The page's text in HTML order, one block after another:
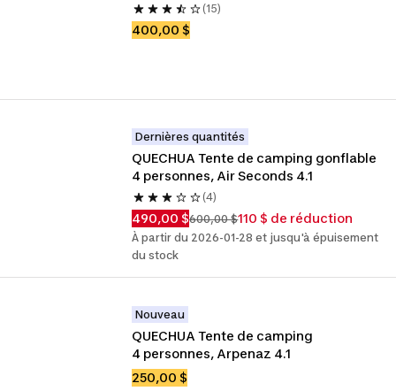
(15)
400,00 $
Dernières quantités
QUECHUA Tente de camping gonflable
4 personnes, Air Seconds 4.1
(4)
490,00 $600,00 $110 $ de réduction
À partir du 2026-01-28 et jusqu'à épuisement
du stock
Nouveau
QUECHUA Tente de camping
4 personnes, Arpenaz 4.1
250,00 $